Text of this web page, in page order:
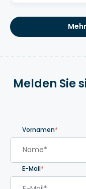
Melden Sie
Vornamen*
E-Mail*